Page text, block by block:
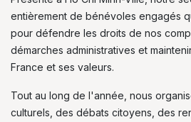
entièrement de bénévoles engagés
pour défendre les droits de nos
démarches administratives et
France et ses valeurs.
Tout au long de l'année, nous
culturels, des débats citoyens, des